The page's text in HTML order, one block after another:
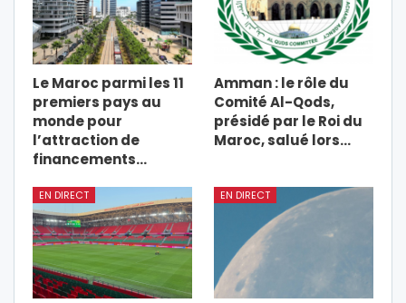
Le Maroc parmi les 11
premiers pays au
monde pour
l’attraction de
financements…
Amman : le rôle du
Comité Al-Qods,
présidé par le Roi du
Maroc, salué lors…
EN DIRECT EN DIRECT